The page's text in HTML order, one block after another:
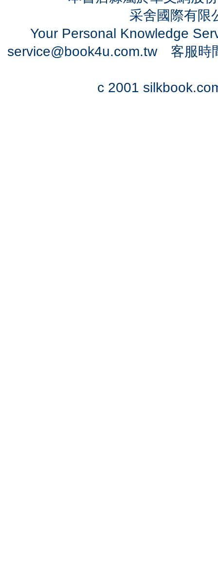
采舍國際有
Your Personal Knowledge
service@book4u.com.tw客服時
c 2001